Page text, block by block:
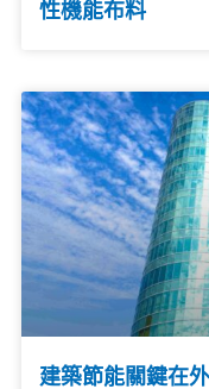
性機能布料
建築節能關鍵在